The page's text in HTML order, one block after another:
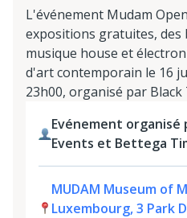
L'événement Mudam
expositions gratuites, des
musique house et
d'art contemporain le 16
23h00, organisé par Black
Evénement organisé
Events et Bettega
MUDAM Museum of
Luxembourg, 3 Park